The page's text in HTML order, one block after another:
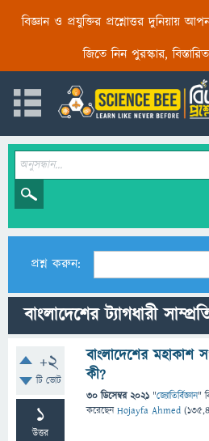
বিজ্ঞান ও প্রযুক্তির প্রশ্নোত্তর দুনিয়ায়
জিতে নিন পুরস্কার, বিস্তারিত
প্রশ্ন করুন:
বাংলাদেশের ট্যাগধারী
+2
টি ভোট
1
উত্তর
বাংলাদেশের মহাকাশ
কী?
30 ডিসেম্বর 2021 "জ্যোতির্বিজ্ঞান"
করেছেনHojayfa Ahmed (